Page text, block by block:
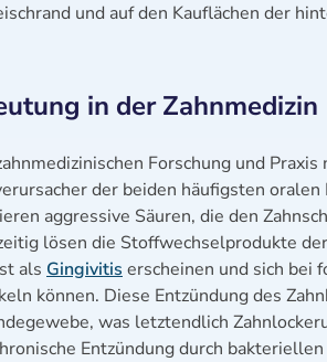
und auf den Kauflächen der
in der Zahnmedizin
Forschung und
der beiden häufigsten
aggressive Säuren, die den
lösen die Stoffwechselprodukte
als Gingivitis erscheinen und sich bei
können. Diese Entzündung des
was letztendlich
Entzündung durch